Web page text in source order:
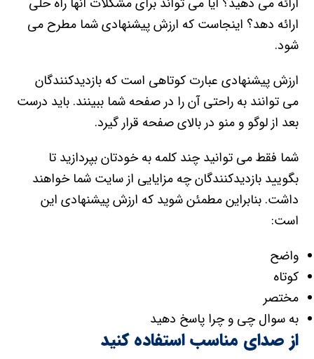
ارائه دهد؟ اینجاست که ارزش پیشنهادی شما مطرح می
شود.
ارزش پیشنهادی عبارت کوتاهی است که بازدیدکنندگان
می توانند به راحتی آن را در صفحه شما ببینند. باید درست
بعد از لوگو و منو در بالای صفحه قرار گیرد.
شما فقط می توانید چند کلمه به خودتان بپردازید تا
بگویید بازدیدکنندگان چه مزایایی از سایت شما خواهند
داشت. بنابراین مطمئن شوید که ارزش پیشنهادی این
است:
واضح
کوتاه
مختصر
به سوال چی و چرا پاسخ دهید
از صدای مناسب استفاده کنید